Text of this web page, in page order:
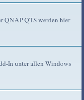
QNAP QTS werden hier
In unter allen Windows